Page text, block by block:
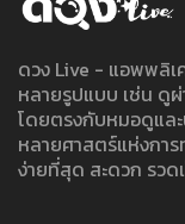
ดวง Live - แอพพลิ
หลายรูปแบบ เช่น ดู
โดยตรงกับหมอดูแล
หลายศาสตร์แห่งกา
ง่ายที่สุด สะดวก รวด